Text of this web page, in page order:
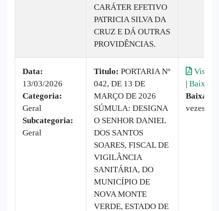
CARÁTER EFETIVO
PATRICIA SILVA DA
CRUZ E DÁ OUTRAS
PROVIDÊNCIAS.
Data:
13/03/2026
Categoria:
Geral
Subcategoria:
Geral
Titulo: PORTARIA Nº
042, DE 13 DE
MARÇO DE 2026
SÚMULA: DESIGNA
O SENHOR DANIEL
DOS SANTOS
SOARES, FISCAL DE
VIGILÂNCIA
SANITÁRIA, DO
MUNICÍPIO DE
NOVA MONTE
VERDE, ESTADO DE
| Baixar
Baixado:
vezes